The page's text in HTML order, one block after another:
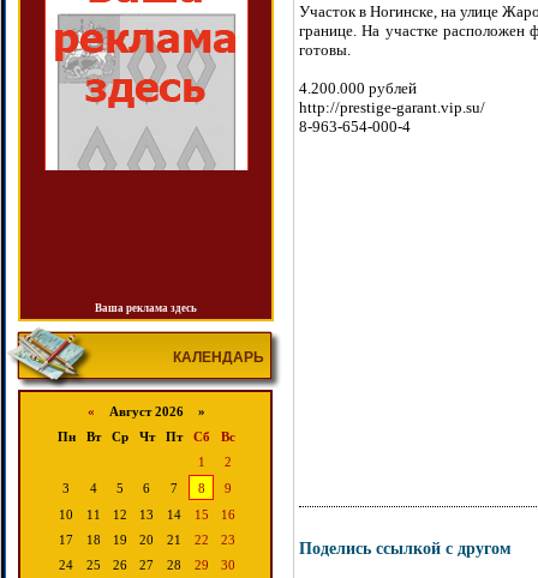
Ваша реклама здесь
КАЛЕНДАРЬ
« Август 2026 »
Пн
Вт Ср Чт Пт Сб
Вс
1
2
3
4 5 6 7 8
9
10
11 12 13 14 15
16
17
18 19 20 21 22
23
24
25 26 27 28 29
30
Участок в Ногинске, на улице
границе. На участке расположен
готовы.
4.200.000 рублей
http://prestige-garant.vip.su/
8-963-654-000-4
Поделись ссылкой с другом